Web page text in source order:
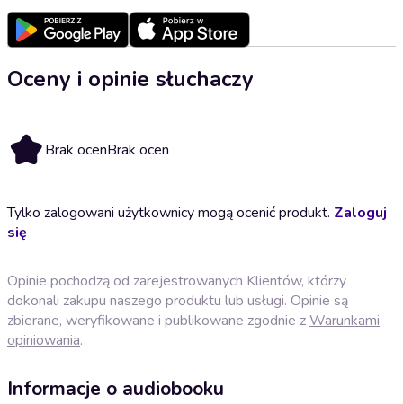
Oceny i opinie słuchaczy
Brak ocenBrak ocen
Tylko zalogowani użytkownicy mogą ocenić produkt. Zaloguj
się
Opinie pochodzą od zarejestrowanych Klientów, którzy
dokonali zakupu naszego produktu lub usługi. Opinie są
zbierane, weryfikowane i publikowane zgodnie zWarunkami
opiniowania.
Informacje o audiobooku